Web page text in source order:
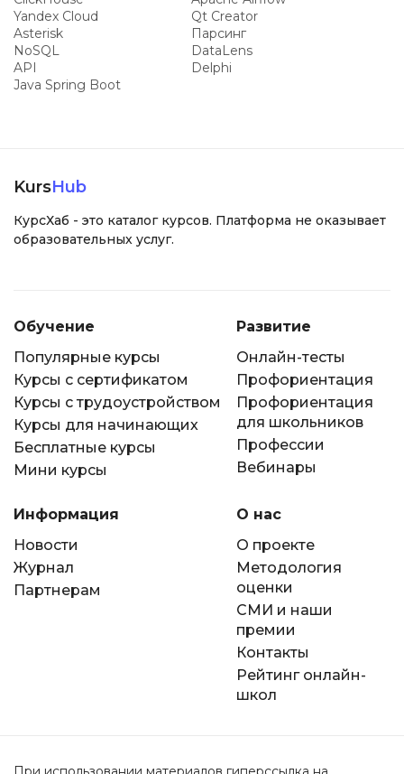
Yandex Cloud
Qt Creator
Asterisk
Парсинг
NoSQL
DataLens
API
Delphi
Java Spring Boot
KursHub
КурсХаб - это каталог курсов. Платформа не оказывает
образовательных услуг.
Обучение
Популярные курсы
Курсы с сертификатом
Курсы с трудоустройством
Курсы для начинающих
Бесплатные курсы
Мини курсы
Развитие
Онлайн-тесты
Профориентация
Профориентация
для школьников
Профессии
Вебинары
Информация
Новости
Журнал
Партнерам
О нас
О проекте
Методология
оценки
СМИ и наши
премии
Контакты
Рейтинг онлайн-
школ